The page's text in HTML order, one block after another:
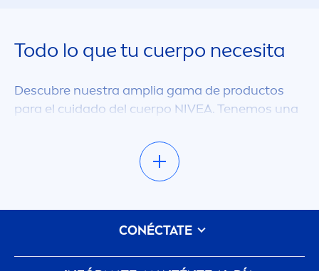
Todo lo que tu cuerpo necesita
Descubre nuestra amplia gama de productos
para el cuidado del cuerpo NIVEA. Tenemos una
desodorantes, cremas, lociones y mucho más. Si
está buscando productos que ayuden a darle
una apariencia saludable y esa luminisidad que
invitamos a echar un vistazo ahora y descubrir
NIVEAideal para tus necesidades y
preferencias. Tenemos productos para hombres
CONÉCTATE